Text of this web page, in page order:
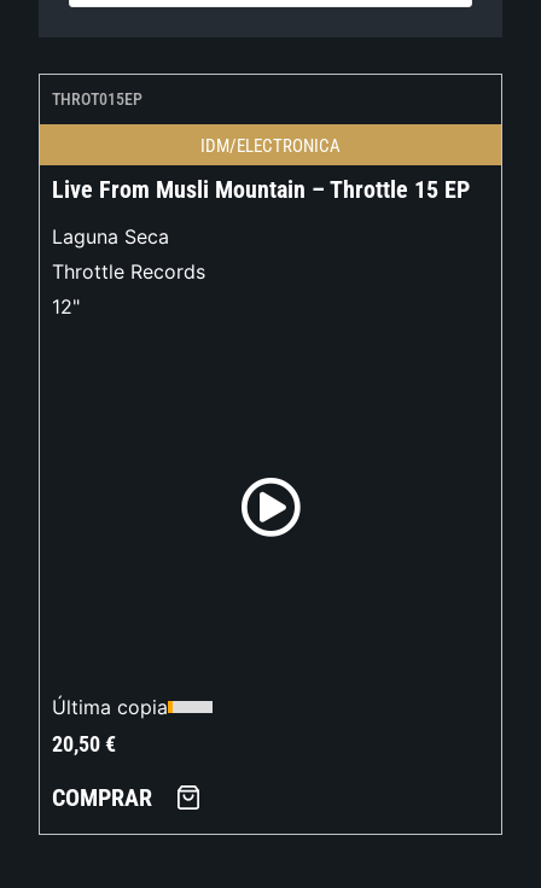
THROT015EP
IDM/ELECTRONICA
Live From Musli Mountain – Throttle 15 EP
Laguna Seca
Throttle Records
12"
Última copia
20,50€
COMPRAR